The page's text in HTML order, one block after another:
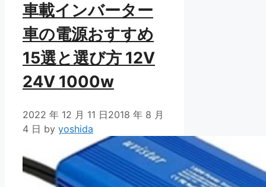
車載インバーター
車の電源おすすめ
15選と選び方 12V
24V 1000w
2022 年 12 月 11 日2018 年 8 月
4 日 by yoshida